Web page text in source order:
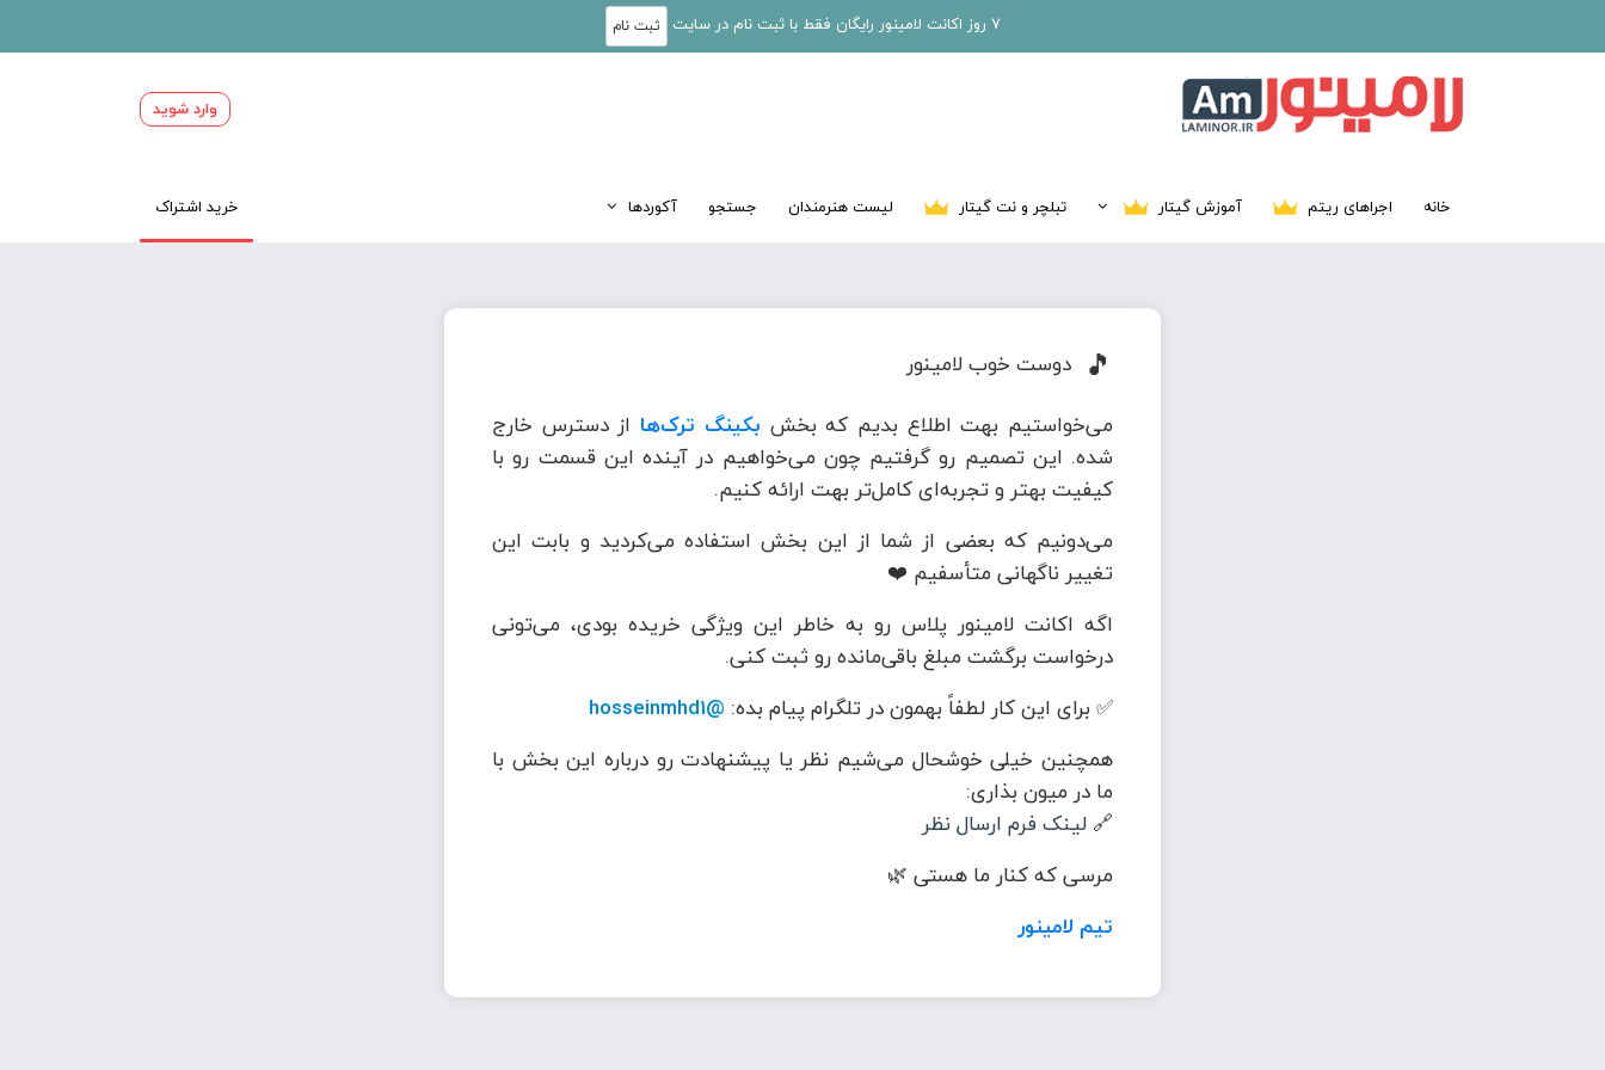
7 روز اکانت لامینور رایگان فقط با ثبت نام در سایت ثبت نام
وارد شوید
خانه اجراهای ریتم آموزش گیتار تبلچر و نت گیتار لیست هنرمندان جستجو آکوردها خرید اشتراک
🎵 دوست خوب لامینور
می‌خواستیم بهت اطلاع بدیم که بخش بکینگ ترک‌ها از دسترس خارج
شده. این تصمیم رو گرفتیم چون می‌خواهیم در آینده این قسمت رو با
کیفیت بهتر و تجربه‌ای کامل‌تر بهت ارائه کنیم.
می‌دونیم که بعضی از شما از این بخش استفاده می‌کردید و بابت این
تغییر ناگهانی متأسفیم ❤️
اگه اکانت لامینور پلاس رو به خاطر این ویژگی خریده بودی، می‌تونی
درخواست برگشت مبلغ باقی‌مانده رو ثبت کنی.
✅ برای این کار لطفاً بهمون در تلگرام پیام بده: @hosseinmhd1
همچنین خیلی خوشحال می‌شیم نظر یا پیشنهادت رو درباره این بخش با
ما در میون بذاری:
🔗 لینک فرم ارسال نظر
مرسی که کنار ما هستی 🌿
تیم لامینور